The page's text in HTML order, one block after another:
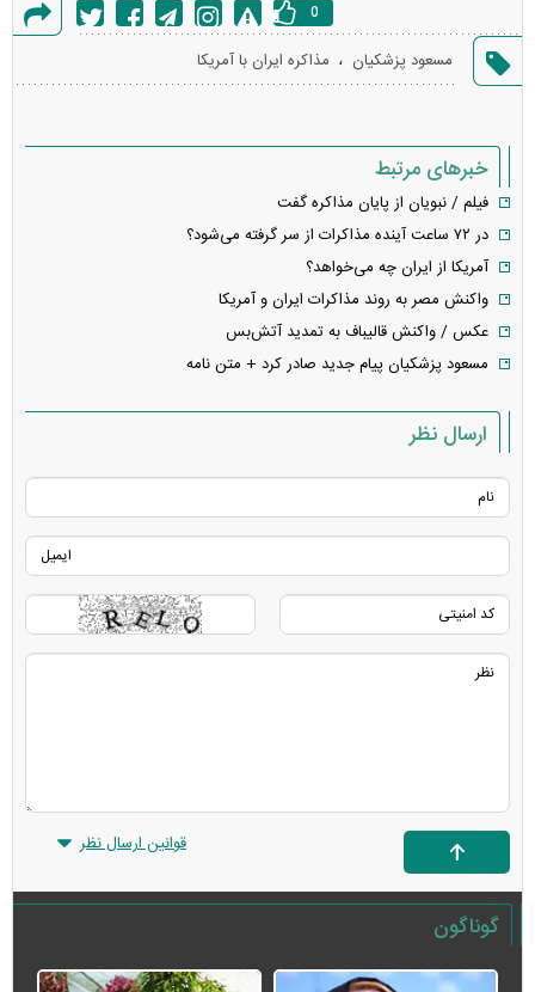
گزارش
خطا
0
مسعود پزشکیان ، مذاکره ایران با آمریکا
خبرهای مرتبط
فیلم / نبویان از پایان مذاکره گفت
در ۷۲ ساعت آینده مذاکرات از سر گرفته می‌شود؟
آمریکا از ایران چه می‌خواهد؟
واکنش مصر به روند مذاکرات ایران و آمریکا
عکس / واکنش قالیباف به تمدید آتش‌بس
مسعود پزشکیان پیام جدید صادر کرد + متن نامه
ارسال نظر
قوانین ارسال نظر
گوناگون